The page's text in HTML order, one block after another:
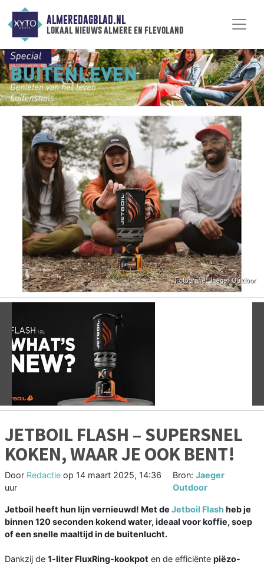
ALMEREDAGBLAD.NL
lokaal nieuws almere en flevoland
Vorige
JETBOIL FLASH – SUPERSNEL
KOKEN, WAAR JE OOK BENT!
Door Redactie op 14 maart 2025, 14:36
uur
Bron:Jaeger
Outdoor
Jetboil heeft hun lijn vernieuwd! Met de Jetboil Flash heb je
binnen 120 seconden kokend water, ideaal voor koffie, soep
of een snelle maaltijd in de buitenlucht.
Dankzij de 1-liter FluxRing-kookpot en de efficiënte piëzo-